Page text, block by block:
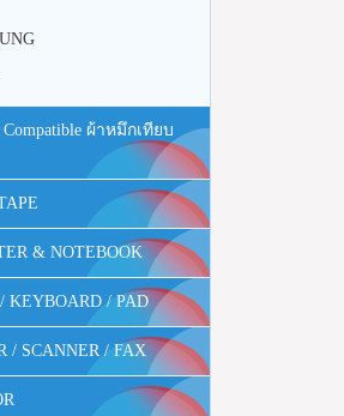
ผ้าหมึกเทียบ
& NOTEBOOK
KEYBOARD / PAD
/ SCANNER / FAX